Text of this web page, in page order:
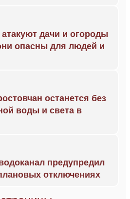
дачи и огороды
опасны для людей и
останется без
воды и света в
предупредил
отключениях